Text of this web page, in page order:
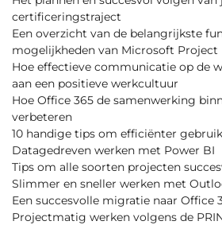
certificeringstraject
Een overzicht van de belangrijkste
mogelijkheden van Microsoft Project
Hoe effectieve communicatie op de
aan een positieve werkcultuur
Hoe Office 365 de samenwerking
verbeteren
10 handige tips om efficiënter
Datagedreven werken met Power BI
Tips om alle soorten projecten
Slimmer en sneller werken met
Een succesvolle migratie naar Office
Projectmatig werken volgens de